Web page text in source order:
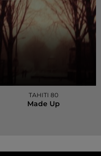
TAHITI 80
Made Up